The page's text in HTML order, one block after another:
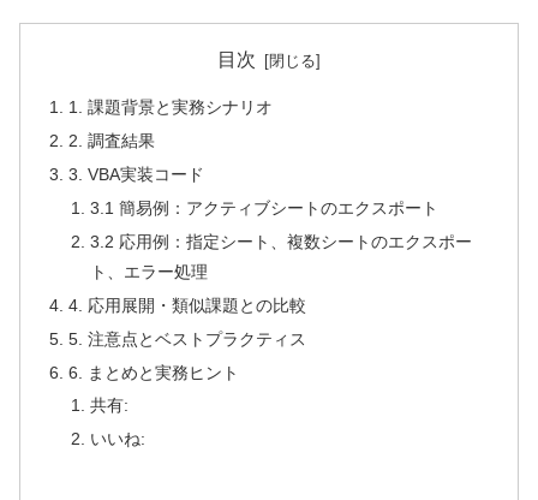
目次
1. 課題背景と実務シナリオ
2. 調査結果
3. VBA実装コード
3.1 簡易例：アクティブシートのエクスポート
3.2 応用例：指定シート、複数シートのエクスポー
ト、エラー処理
4. 応用展開・類似課題との比較
5. 注意点とベストプラクティス
6. まとめと実務ヒント
共有:
いいね: